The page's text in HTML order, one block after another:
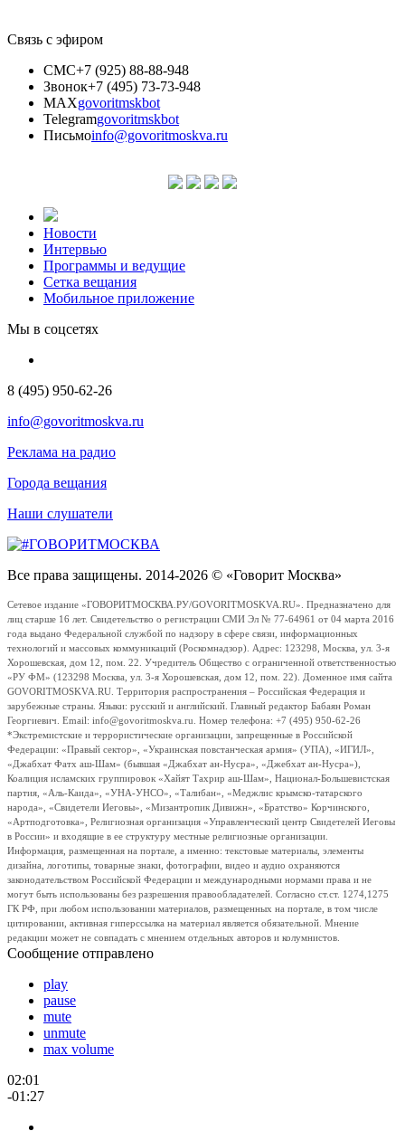
Связь с эфиром
СМС+7 (925) 88-88-948
Звонок+7 (495) 73-73-948
MAXgovoritmskbot
Telegramgovoritmskbot
Письмоinfo@govoritmoskva.ru
Новости
Интервью
Программы и ведущие
Сетка вещания
Мобильное приложение
Мы в соцсетях
8 (495) 950-62-26
info@govoritmoskva.ru
Реклама на радио
Города вещания
Наши слушатели
Все права защищены. 2014-2026 © «Говорит Москва»
Сетевое издание «ГОВОРИТМОСКВА.РУ/GOVORITMOSKVA.RU». Предназначено для
лиц старше 16 лет. Свидетельство о регистрации СМИ Эл № 77-64961 от 04 марта 2016
года выдано Федеральной службой по надзору в сфере связи, информационных
технологий и массовых коммуникаций (Роскомнадзор). Адрес: 123298, Москва, ул. 3-я
Хорошевская, дом 12, пом. 22. Учредитель Общество с ограниченной ответственностью
«РУ ФМ» (123298 Москва, ул. 3-я Хорошевская, дом 12, пом. 22). Доменное имя сайта
GOVORITMOSKVA.RU. Территория распространения – Российская Федерация и
зарубежные страны. Языки: русский и английский. Главный редактор Бабаян Роман
Георгиевич. Email: info@govoritmoskva.ru. Номер телефона: +7 (495) 950-62-26
*Экстремистские и террористические организации, запрещенные в Российской
Федерации: «Правый сектор», «Украинская повстанческая армия» (УПА), «ИГИЛ»,
«Джабхат Фатх аш-Шам» (бывшая «Джабхат ан-Нусра», «Джебхат ан-Нусра»),
Коалиция исламских группировок «Хайят Тахрир аш-Шам», Национал-Большевистская
партия, «Аль-Каида», «УНА-УНСО», «Талибан», «Меджлис крымско-татарского
народа», «Свидетели Иеговы», «Мизантропик Дивижн», «Братство» Корчинского,
«Артподготовка», Религиозная организация «Управленческий центр Свидетелей Иеговы
в России» и входящие в ее структуру местные религиозные организации.
Информация, размещенная на портале, а именно: текстовые материалы, элементы
дизайна, логотипы, товарные знаки, фотографии, видео и аудио охраняются
законодательством Российской Федерации и международными нормами права и не
могут быть использованы без разрешения правообладателей. Согласно ст.ст. 1274,1275
ГК РФ, при любом использовании материалов, размещенных на портале, в том числе
цитировании, активная гиперссылка на материал является обязательной. Мнение
редакции может не совпадать с мнением отдельных авторов и колумнистов.
Сообщение отправлено
play
pause
mute
unmute
max volume
02:01
-01:27